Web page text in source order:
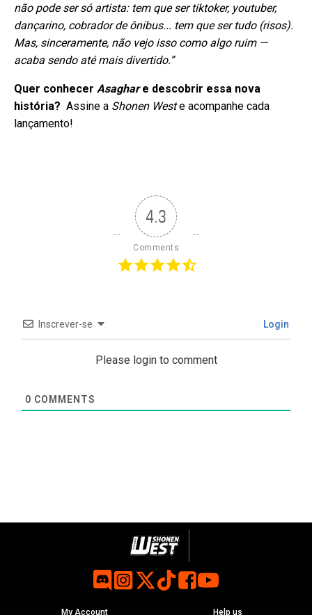
não pode ser só artista: tem que ser tiktoker, youtuber,
dançarino, cobrador de ônibus... tem que ser tudo (risos).
Mas, sinceramente, não vejo isso como algo ruim —
acaba sendo até mais divertido.”
Quer conhecer Asaghare descobrir essa nova
história? Assine a Shonen Weste acompanhe cada
lançamento!
4.3
Comments
Inscrever-se Login
Please login to comment
0 COMMENTS
My Account Help us